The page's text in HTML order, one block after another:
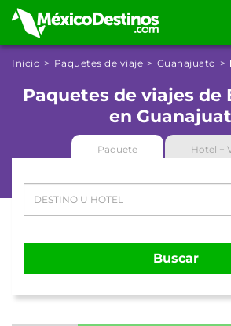
Inicio Paquetes de viaje Guanajuato
Paquetes de viajes de
en
Paquete Hotel +
Buscar